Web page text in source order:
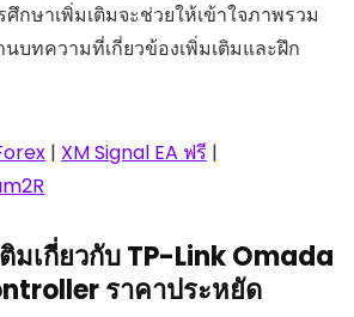
กษาเพิ่มเติมจะช่วยให้เข้าใจภาพรวม
บทความที่เกี่ยวข้องเพิ่มเติมและฝึก
| XM Signal EA ฟรี |
มเกี่ยวกับ TP-Link Omada
ราคาประหยัด